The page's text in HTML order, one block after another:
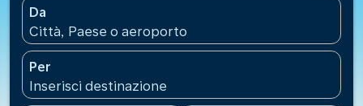
Da
Città, Paese o aeroporto
Per
Inserisci destinazione